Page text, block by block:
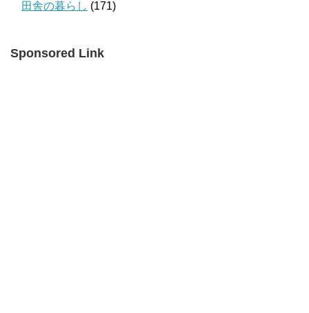
田舎の暮らし (171)
Sponsored Link